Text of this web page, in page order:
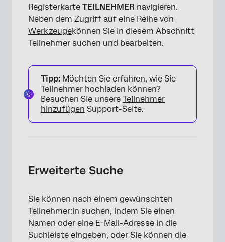
Registerkarte TEILNEHMER navigieren.
Neben dem Zugriff auf eine Reihe von
Werkzeugekönnen Sie in diesem Abschnitt
Teilnehmer suchen und bearbeiten.
Tipp: Möchten Sie erfahren, wie Sie
Teilnehmer hochladen können?
Besuchen Sie unsere Teilnehmer
hinzufügen Support-Seite.
Erweiterte Suche
Sie können nach einem gewünschten
Teilnehmer:in suchen, indem Sie einen
Namen oder eine E-Mail-Adresse in die
Suchleiste eingeben, oder Sie können die